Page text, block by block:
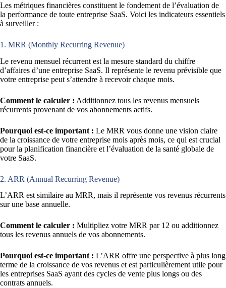
Les métriques financières constituent le fondement de l’évaluation de
la performance de toute entreprise SaaS. Voici les indicateurs essentiels
à surveiller :
1. MRR (Monthly Recurring Revenue)
Le revenu mensuel récurrent est la mesure standard du chiffre
d’affaires d’une entreprise SaaS. Il représente le revenu prévisible que
votre entreprise peut s’attendre à recevoir chaque mois.
Comment le calculer : Additionnez tous les revenus mensuels
récurrents provenant de vos abonnements actifs.
Pourquoi est-ce important : Le MRR vous donne une vision claire
de la croissance de votre entreprise mois après mois, ce qui est crucial
pour la planification financière et l’évaluation de la santé globale de
votre SaaS.
2. ARR (Annual Recurring Revenue)
L’ARR est similaire au MRR, mais il représente vos revenus récurrents
sur une base annuelle.
Comment le calculer : Multipliez votre MRR par 12 ou additionnez
tous les revenus annuels de vos abonnements.
Pourquoi est-ce important : L’ARR offre une perspective à plus long
terme de la croissance de vos revenus et est particulièrement utile pour
les entreprises SaaS ayant des cycles de vente plus longs ou des
contrats annuels.